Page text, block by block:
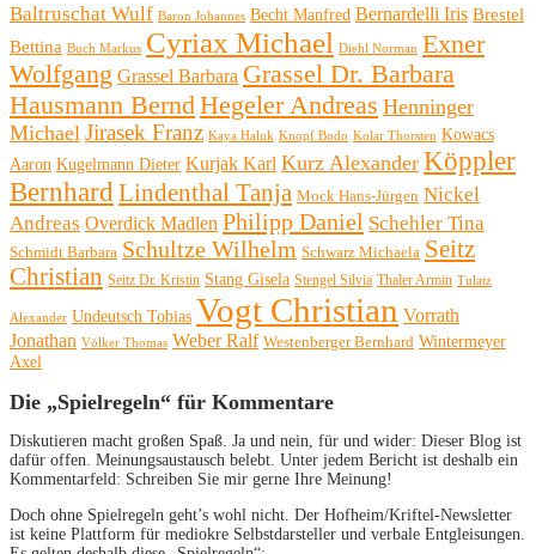
Baltruschat Wulf Baron Johannes Becht Manfred Bernardelli Iris Brestel
Bettina Buch Markus Cyriax Michael Diehl Norman Exner
Wolfgang Grassel Barbara Grassel Dr. Barbara
Hausmann Bernd Hegeler Andreas Henninger
Michael Jirasek Franz Kaya Haluk Knopf Bodo Kolar Thorsten Kowacs
Aaron Kugelmann Dieter Kurjak Karl Kurz Alexander Köppler
Bernhard Lindenthal Tanja Mock Hans-Jürgen Nickel
Andreas Overdick Madlen Philipp Daniel Schehler Tina
Schmidt Barbara Schultze Wilhelm Schwarz Michaela Seitz
Christian Seitz Dr. Kristin Stang Gisela Stengel Silvia Thaler Armin Tulatz
Alexander Undeutsch Tobias Vogt Christian Vorrath
Jonathan Völker Thomas Weber Ralf Westenberger Bernhard Wintermeyer
Axel
Die „Spielregeln“ für Kommentare
Diskutieren macht großen Spaß. Ja und nein, für und wider: Dieser Blog ist
dafür offen. Meinungsaustausch belebt. Unter jedem Bericht ist deshalb ein
Kommentarfeld: Schreiben Sie mir gerne Ihre Meinung!
Doch ohne Spielregeln geht’s wohl nicht. Der Hofheim/Kriftel-Newsletter
ist keine Plattform für mediokre Selbstdarsteller und verbale Entgleisungen.